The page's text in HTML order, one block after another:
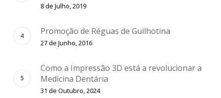
8 de Julho, 2019
Promoção de Réguas de Guilhotina
27 de Junho, 2016
Como a Impressão 3D está a revolucionar a
Medicina Dentária
31 de Outubro, 2024